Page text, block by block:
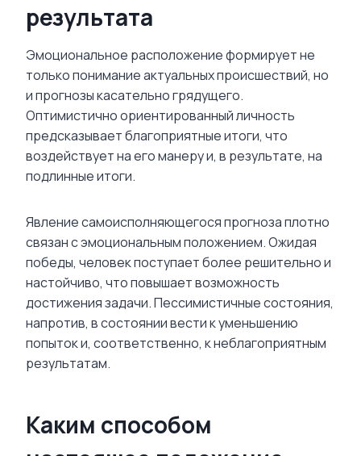
результата
Эмоциональное расположение формирует не
только понимание актуальных происшествий, но
и прогнозы касательно грядущего.
Оптимистично ориентированный личность
предсказывает благоприятные итоги, что
воздействует на его манеру и, в результате, на
подлинные итоги.
Явление самоисполняющегося прогноза плотно
связан с эмоциональным положением. Ожидая
победы, человек поступает более решительно и
настойчиво, что повышает возможность
достижения задачи. Пессимистичные состояния,
напротив, в состоянии вести к уменьшению
попыток и, соответственно, к неблагоприятным
результатам.
Каким способом